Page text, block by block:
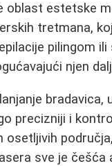
oblast estetske
tretmana,
pilingom
njen
bradavica,
precizniji i
sve je češća